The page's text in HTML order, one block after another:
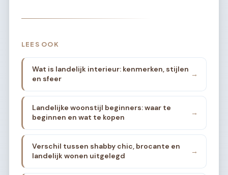
LEES OOK
Wat is landelijk interieur: kenmerken, stijlen
en sfeer
→
Landelijke woonstijl beginners: waar te
beginnen en wat te kopen
→
Verschil tussen shabby chic, brocante en
landelijk wonen uitgelegd
→